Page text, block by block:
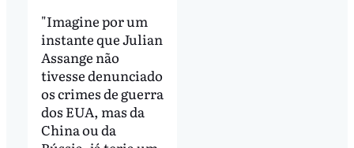
"Imagine por um
instante que Julian
Assange não
tivesse denunciado
os crimes de guerra
dos EUA, mas da
China ou da